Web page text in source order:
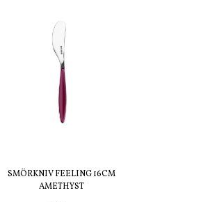
SMÖRKNIV FEELING 16CM
AMETHYST